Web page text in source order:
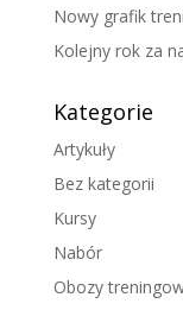
Nowy grafik
Kolejny rok za
Kategorie
Artykuły
Bez kategorii
Kursy
Nabór
Obozy